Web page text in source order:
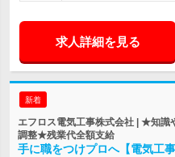
求人詳細を見る
新着
エフロス電気工事株式会社 | ★知
調整★残業代全額支給
手に職をつけプロへ【電気工